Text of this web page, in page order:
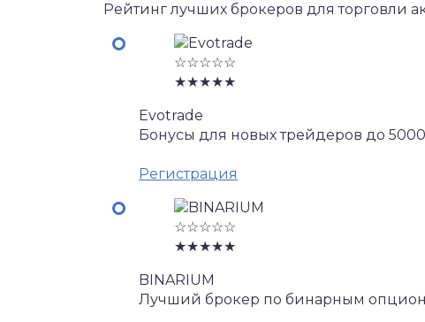
Рейтинг лучших брокеров для торговли
☆☆☆☆☆
★★★★★
Evotrade
Бонусы для новых трейдеров до
Регистрация
☆☆☆☆☆
★★★★★
BINARIUM
Лучший брокер по бинарным